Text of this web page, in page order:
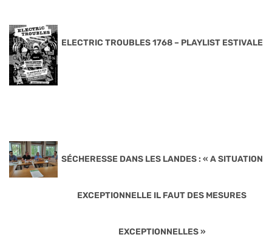
ELECTRIC TROUBLES 1768 – PLAYLIST ESTIVALE
SÉCHERESSE DANS LES LANDES : « A SITUATION
EXCEPTIONNELLE IL FAUT DES MESURES
EXCEPTIONNELLES »